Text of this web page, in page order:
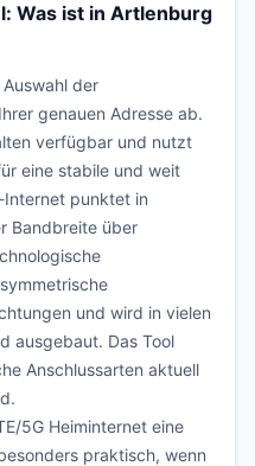
Was ist in Artlenburg
der
genauen Adresse ab.
verfügbar und nutzt
eine stabile und weit
punktet in
Bandbreite über
und wird in vielen
ausgebaut. Das Tool
Anschlussarten aktuell
5G Heiminternet eine
praktisch, wenn